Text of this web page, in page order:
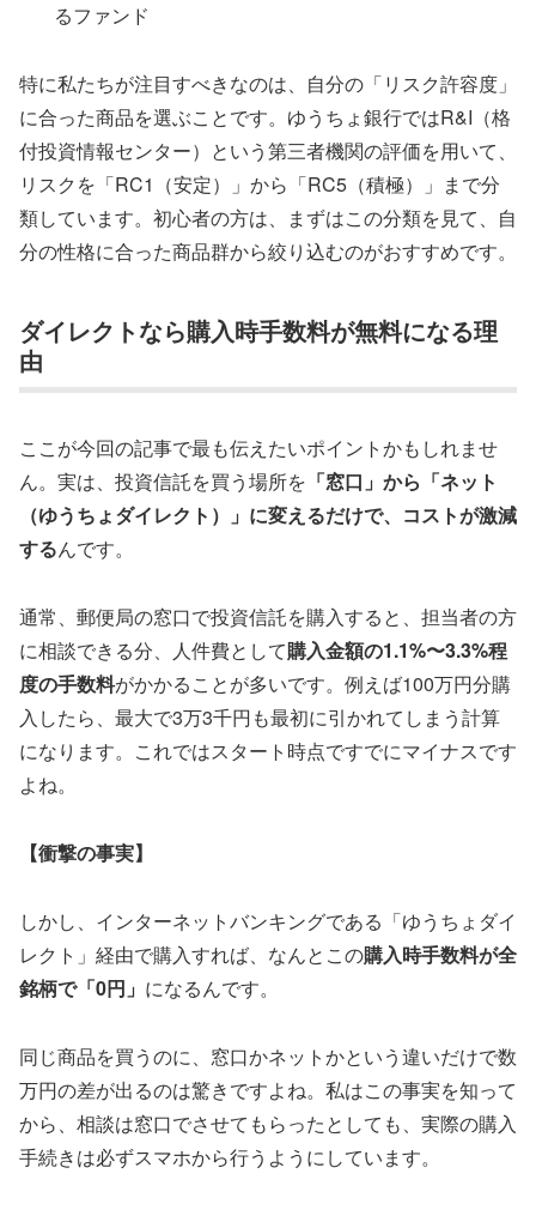
るファンド
特に私たちが注目すべきなのは、自分の「リスク許容度」
に合った商品を選ぶことです。ゆうちょ銀行ではR&I（格
付投資情報センター）という第三者機関の評価を用いて、
リスクを「RC1（安定）」から「RC5（積極）」まで分
類しています。初心者の方は、まずはこの分類を見て、自
分の性格に合った商品群から絞り込むのがおすすめです。
ダイレクトなら購入時手数料が無料になる理
由
ここが今回の記事で最も伝えたいポイントかもしれませ
ん。実は、投資信託を買う場所を 「窓口」から「ネット
（ゆうちょダイレクト）」に変えるだけで、コストが激減
するんです。
通常、郵便局の窓口で投資信託を購入すると、担当者の方
に相談できる分、人件費として購入金額の1.1%〜3.3%程
度の手数料がかかることが多いです。例えば100万円分購
入したら、最大で3万3千円も最初に引かれてしまう計算
になります。これではスタート時点ですでにマイナスです
よね。
【衝撃の事実】
しかし、インターネットバンキングである「ゆうちょダイ
レクト」経由で購入すれば、なんとこの購入時手数料が全
銘柄で「0円」 になるんです。
同じ商品を買うのに、窓口かネットかという違いだけで数
万円の差が出るのは驚きですよね。私はこの事実を知って
から、相談は窓口でさせてもらったとしても、実際の購入
手続きは必ずスマホから行うようにしています。